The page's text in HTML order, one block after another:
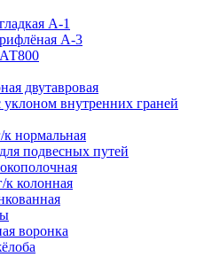
А-1
А-3
двутавровая
уклоном внутренних граней
к нормальная
подвесных путей
к колонная
воронка